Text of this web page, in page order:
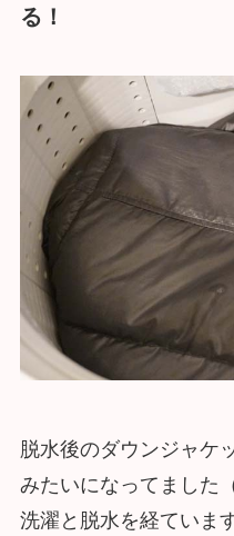
る！
脱水後のダウンジャケ
みたいになってました
洗濯と脱水を経ていま